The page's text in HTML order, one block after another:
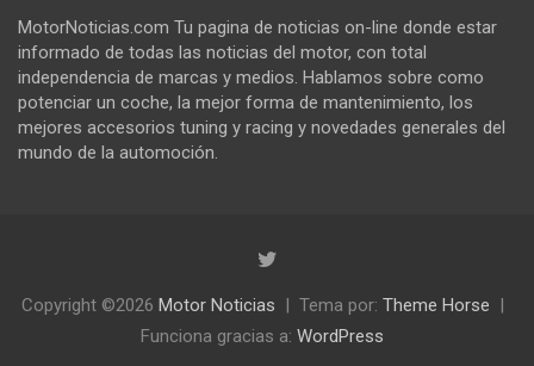
MotorNoticias.com Tu pagina de noticias on-line donde estar
informado de todas las noticias del motor, con total
independencia de marcas y medios. Hablamos sobre como
potenciar un coche, la mejor forma de mantenimiento, los
mejores accesorios tuning y racing y novedades generales del
mundo de la automoción.
Copyright ©2026 Motor Noticias Tema por: Theme Horse
Funciona gracias a: WordPress